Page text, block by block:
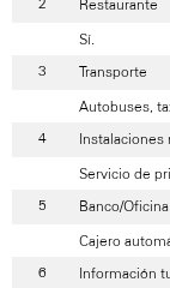
Restaurante
Sí.
Transporte
Autobuses,
Instalaciones
Servicio de
Banco/
Cajero
Información